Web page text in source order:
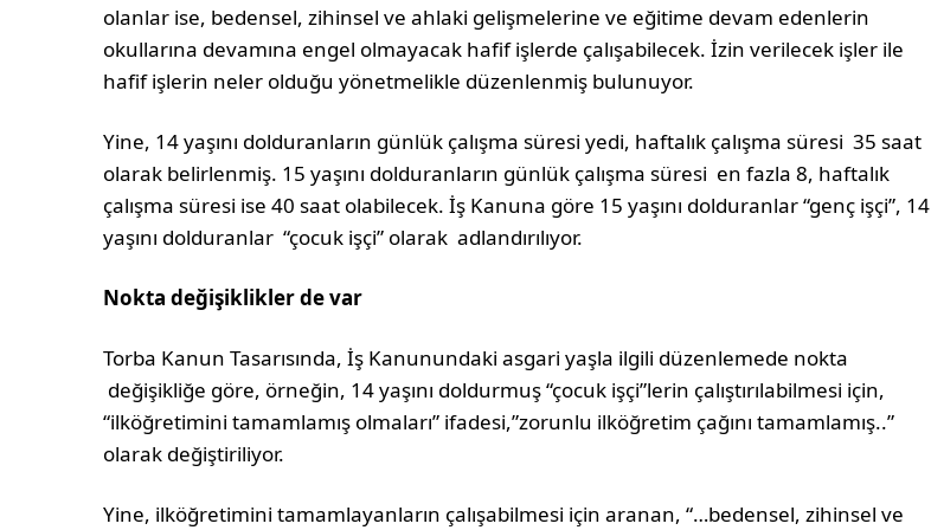
olanlar ise, bedensel, zihinsel ve ahlaki gelişmelerine ve eğitime devam edenlerin
okullarına devamına engel olmayacak hafif işlerde çalışabilecek. İzin verilecek işler ile
hafif işlerin neler olduğu yönetmelikle düzenlenmiş bulunuyor.
Yine, 14 yaşını dolduranların günlük çalışma süresi yedi, haftalık çalışma süresi 35 saat
olarak belirlenmiş. 15 yaşını dolduranların günlük çalışma süresi en fazla 8, haftalık
çalışma süresi ise 40 saat olabilecek. İş Kanuna göre 15 yaşını dolduranlar “genç işçi”, 14
yaşını dolduranlar “çocuk işçi” olarak adlandırılıyor.
Nokta değişiklikler de var
Torba Kanun Tasarısında, İş Kanunundaki asgari yaşla ilgili düzenlemede nokta
değişikliğe göre, örneğin, 14 yaşını doldurmuş “çocuk işçi”lerin çalıştırılabilmesi için,
“ilköğretimini tamamlamış olmaları” ifadesi,”zorunlu ilköğretim çağını tamamlamış..”
olarak değiştiriliyor.
Yine, ilköğretimini tamamlayanların çalışabilmesi için aranan, “…bedensel, zihinsel ve